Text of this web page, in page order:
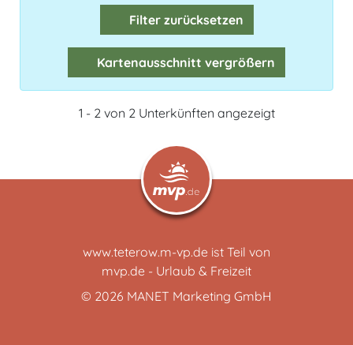
Filter zurücksetzen
Kartenausschnitt vergrößern
1 - 2 von 2 Unterkünften angezeigt
www.teterow.m-vp.de ist Teil von
mvp.de - Urlaub & Freizeit
© 2026 MANET Marketing GmbH